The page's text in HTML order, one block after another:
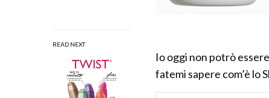
READ NEXT
Io oggi non potrò
fatemi sapere com’è lo